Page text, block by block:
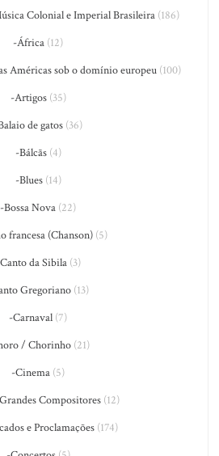
Colonial e Imperial Brasileira (186)
-África (12)
Américas sob o domínio europeu(100)
-Artigos(35)
de gatos (36)
-Bálcãs(4)
-Blues(14)
-Bossa Nova (22)
francesa (Chanson)(5)
da Sibila(3)
Gregoriano (13)
-Carnaval (7)
/ Chorinho (21)
-Cinema (5)
Compositores(12)
e Proclamações(174)